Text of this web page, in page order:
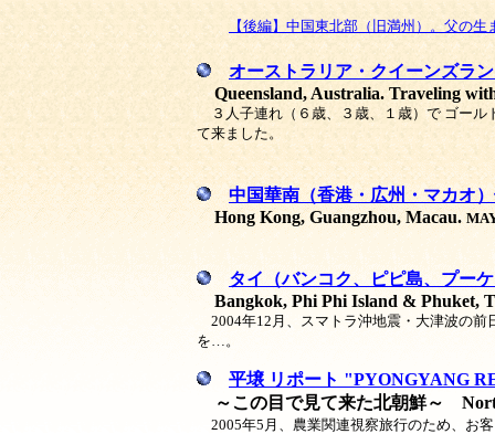
【後編】中国東北部（旧満州）。父の
オーストラリア・クイーンズラ
Queensland, Australia. Traveling
３人子連れ（６歳、３歳、１歳）で ゴール
て来ました。
中国華南（香港・広州・マカオ
Hong Kong, Guangzhou, Macau.
タイ（バンコク、ピピ島、プー
Bangkok, Phi Phi Island & Phuket,
2004年12月、スマトラ沖地震・大津波の前
を…。
平壌 リポート "PYONGYANG
～この目で見て来た北朝鮮～
2005年5月、農業関連視察旅行のため、お